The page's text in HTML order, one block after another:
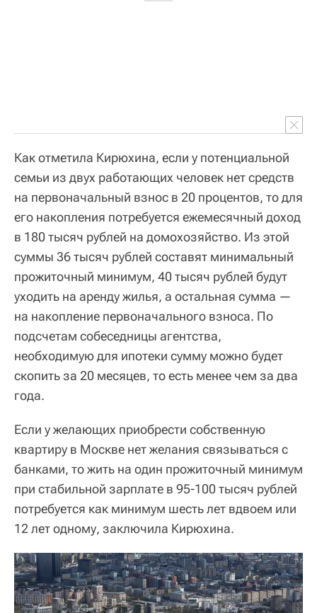
Как отметила Кирюхина, если у потенциальной
семьи из двух работающих человек нет средств
на первоначальный взнос в 20 процентов, то для
его накопления потребуется ежемесячный доход
в 180 тысяч рублей на домохозяйство. Из этой
суммы 36 тысяч рублей составят минимальный
прожиточный минимум, 40 тысяч рублей будут
уходить на аренду жилья, а остальная сумма —
на накопление первоначального взноса. По
подсчетам собеседницы агентства,
необходимую для ипотеки сумму можно будет
скопить за 20 месяцев, то есть менее чем за два
года.
Если у желающих приобрести собственную
квартиру в Москве нет желания связываться с
банками, то жить на один прожиточный минимум
при стабильной зарплате в 95-100 тысяч рублей
потребуется как минимум шесть лет вдвоем или
12 лет одному, заключила Кирюхина.